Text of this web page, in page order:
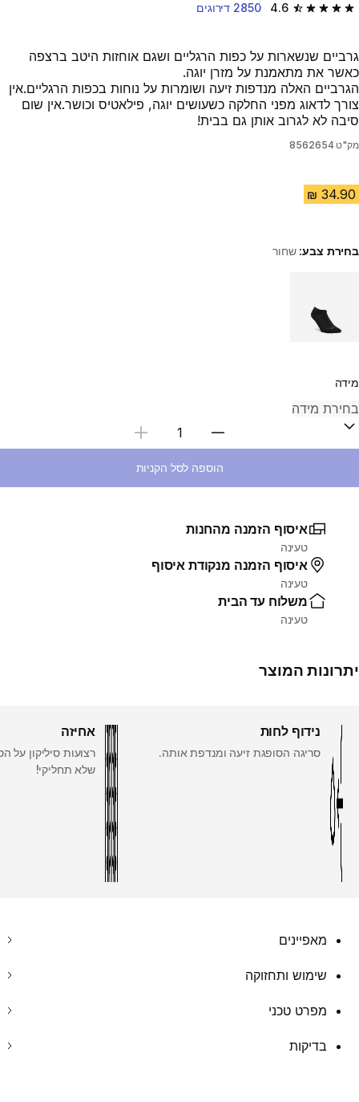
4.6 4.6 out of 5 stars from 2850 reviews 2850 דירוגים
גרביים שנשארות על כפות הרגליים ושגם אוחזות היטב ברצפה
כאשר את מתאמנת על מזרן יוגה.
הגרביים האלה מנדפות זיעה ושומרות על נוחות בכפות הרגליים.אין
צורך לדאוג מפני החלקה כשעושים יוגה, פילאטיס וכושר.אין שום
סיבה לא לגרוב אותן גם בבית!
מק"ט 8562654
בחירת צבע:שחור
מידה
בחירת כמות
הוספה לסל הקניות
איסוף הזמנה מהחנות
טעינה
איסוף הזמנה מנקודת איסוף
טעינה
משלוח עד הבית
טעינה
יתרונות המוצר
נידוף לחות
סריגה הסופגת זיעה ומנדפת אותה.
אחיזה
רצועות סיליקון על
שלא תחליקי!
מאפיינים
שימוש ותחזוקה
מפרט טכני
בדיקות